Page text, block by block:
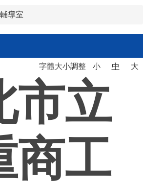
輔導室
字體大小調整 小 中 大
市立
商工